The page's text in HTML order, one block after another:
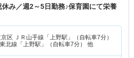
休み／週2～5日勤務♪保育園にて栄養
区 ＪＲ山手線「上野駅」（自転車7分）
北線「上野駅」（自転車7分） 他